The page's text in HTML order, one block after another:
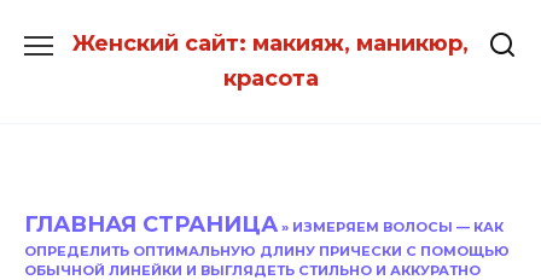
Женский сайт: макияж, маникюр,
красота
ГЛАВНАЯ СТРАНИЦА » ИЗМЕРЯЕМ ВОЛОСЫ — КАК
ОПРЕДЕЛИТЬ ОПТИМАЛЬНУЮ ДЛИНУ ПРИЧЕСКИ С ПОМОЩЬЮ
ОБЫЧНОЙ ЛИНЕЙКИ И ВЫГЛЯДЕТЬ СТИЛЬНО И АККУРАТНО